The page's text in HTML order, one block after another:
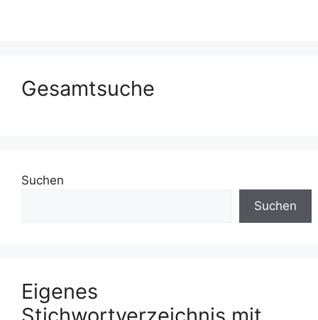
Gesamtsuche
Suchen
Suchen
Eigenes
Stichwortverzeichnis mit